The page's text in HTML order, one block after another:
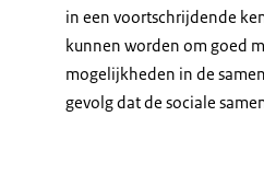
in een voortschrijdende
kunnen worden om goed
mogelijkheden in de
gevolg dat de sociale